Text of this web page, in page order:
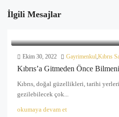
İlgili Mesajlar
Ekim 30, 2022 Gayrimenkul,Kıbrıs
Kıbrıs’a Gitmeden Önce
Kıbrıs, doğal güzellikleri, tarihi
gezilebilecek çok...
okumaya devam et